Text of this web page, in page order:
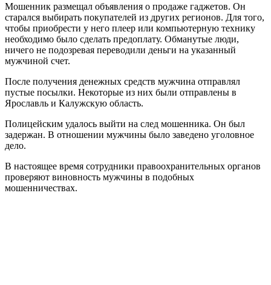
Мошенник размещал объявления о продаже гаджетов. Он
старался выбирать покупателей из других регионов. Для того,
чтобы приобрести у него плеер или компьютерную технику
необходимо было сделать предоплату. Обманутые люди,
ничего не подозревая переводили деньги на указанный
мужчиной счет.
После получения денежных средств мужчина отправлял
пустые посылки. Некоторые из них были отправлены в
Ярославль и Калужскую область.
Полицейским удалось выйти на след мошенника. Он был
задержан. В отношении мужчины было заведено уголовное
дело.
В настоящее время сотрудники правоохранительных органов
проверяют виновность мужчины в подобных
мошенничествах.